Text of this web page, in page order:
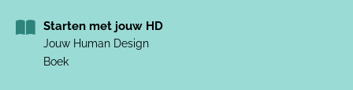
Starten met jouw HD
Jouw Human Design
Boek